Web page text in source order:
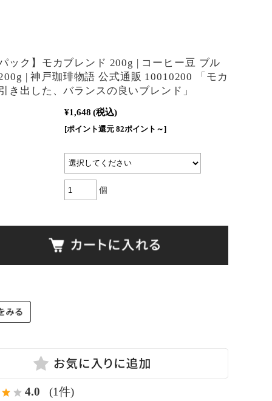
ック】モカブレンド 200g | コーヒー豆 ブル
| 神戸珈琲物語 公式通販 10010200 「モカ
き出した、バランスの良いブレンド」
¥1,648 (税込)
[ポイント還元 82ポイント～]
個
4.0 (1件)